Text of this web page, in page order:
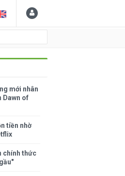
mới nhân
Dawn of
tiền nhờ
chính thức